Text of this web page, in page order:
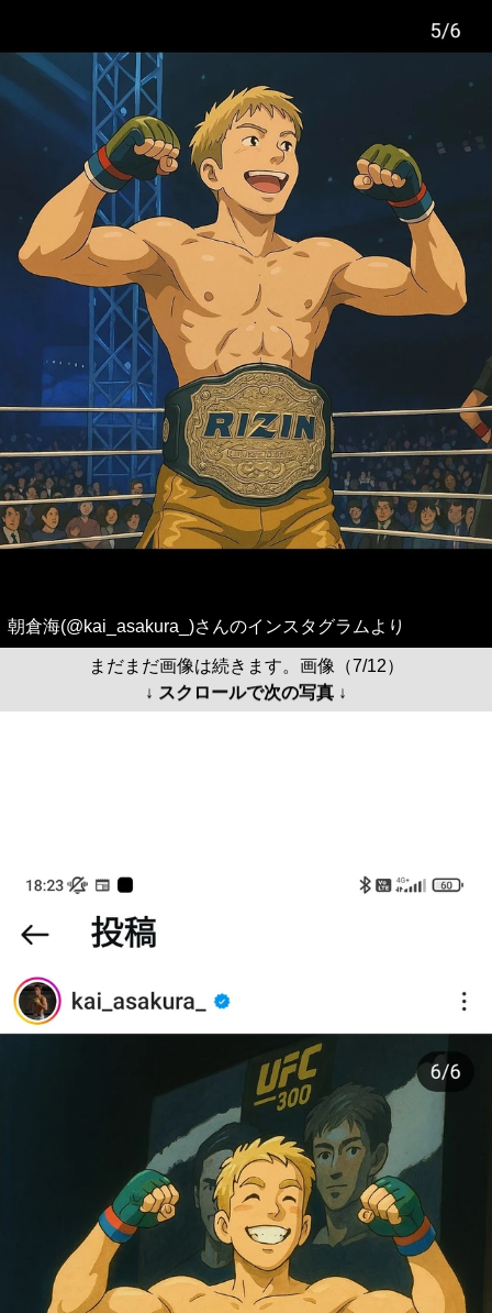
朝倉海(@kai_asakura_)さんのインスタグラムより
まだまだ画像は続きます。画像（7/12）
↓ スクロールで次の写真 ↓